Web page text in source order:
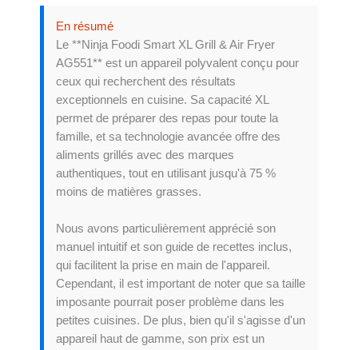
En résumé
Le **Ninja Foodi Smart XL Grill & Air Fryer
AG551** est un appareil polyvalent conçu pour
ceux qui recherchent des résultats
exceptionnels en cuisine. Sa capacité XL
permet de préparer des repas pour toute la
famille, et sa technologie avancée offre des
aliments grillés avec des marques
authentiques, tout en utilisant jusqu'à 75 %
moins de matières grasses.
Nous avons particulièrement apprécié son
manuel intuitif et son guide de recettes inclus,
qui facilitent la prise en main de l'appareil.
Cependant, il est important de noter que sa taille
imposante pourrait poser problème dans les
petites cuisines. De plus, bien qu'il s'agisse d'un
appareil haut de gamme, son prix est un